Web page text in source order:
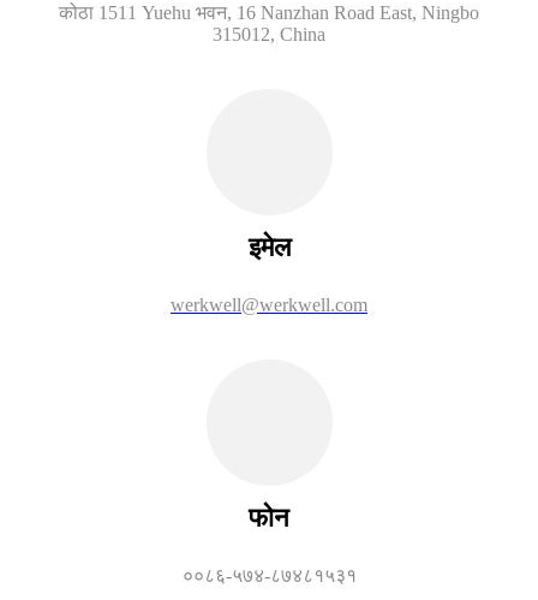
कोठा 1511 Yuehu भवन, 16 Nanzhan Road East, Ningbo
315012, China
इमेल
werkwell@werkwell.com
फोन
००८६-५७४-८७४८१५३१